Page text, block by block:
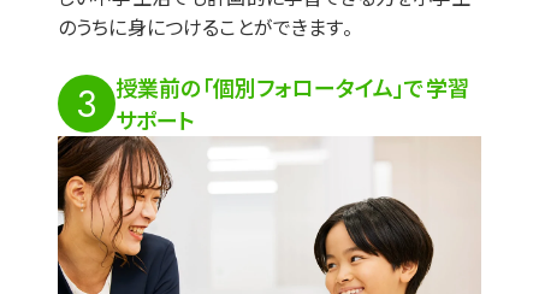
のうちに身につけることができます。
3
授業前の「個別フォロータイム」で学習
サポート